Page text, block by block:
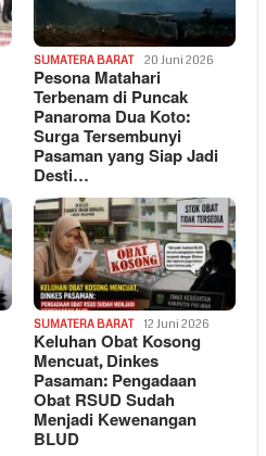
SUMATERA BARAT 20 Juni 2026
Pesona Matahari
Terbenam di Puncak
Panaroma Dua Koto:
Surga Tersembunyi
Pasaman yang Siap Jadi
Desti…
SUMATERA BARAT 12 Juni 2026
Keluhan Obat Kosong
Mencuat, Dinkes
Pasaman: Pengadaan
Obat RSUD Sudah
Menjadi Kewenangan
BLUD